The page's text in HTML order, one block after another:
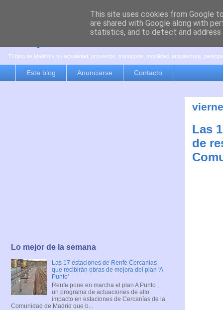
es por madrid
El blog de Madrid y su actualidad, proyectos, transporte, movilidad, arquitectura,
Este blog Anunciarse Contacto
Las
de
Lo mejor de la semana
Las 17 estaciones de Renfe Cercanías
que recibirán obras de mejora del plan 'A
Punto'
Renfe pone en marcha el plan A Punto ,
un programa de actuaciones de alto
impacto en estaciones de Cercanías de la
Comunidad de Madrid que b...
This site uses cookies from Google
are shared with Google along with
statistics, and to detect and address